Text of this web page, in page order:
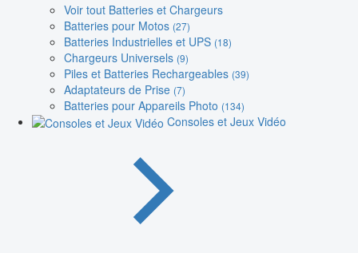
Voir tout Batteries et Chargeurs
Batteries pour Motos (27)
Batteries Industrielles et UPS (18)
Chargeurs Universels (9)
Piles et Batteries Rechargeables (39)
Adaptateurs de Prise (7)
Batteries pour Appareils Photo (134)
Consoles et Jeux Vidéo